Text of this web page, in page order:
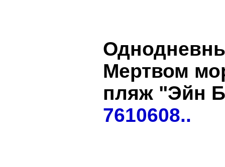
Мертвом
пляж "Эйн
7610608..